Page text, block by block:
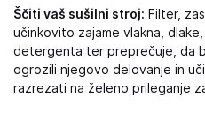
Ščiti vaš sušilni stroj: Filter,
učinkovito zajame vlakna,
detergenta ter preprečuje, da
ogrozili njegovo delovanje in
razrezati na želeno prileganje